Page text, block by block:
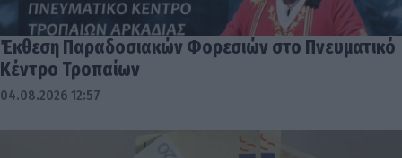
Έκθεση Παραδοσιακών Φορεσιών στο Πνευματικό
Κέντρο Τροπαίων
04.08.2026 12:57